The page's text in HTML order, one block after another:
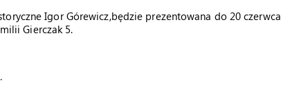
Igor Górewicz,będzie prezentowana do 20 czerwca
Gierczak 5.